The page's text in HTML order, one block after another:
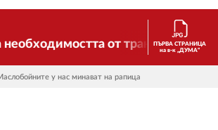
от
ПЪРВА СТРАНИЦА
на в-к „ДУМА“
у нас минават на рапица